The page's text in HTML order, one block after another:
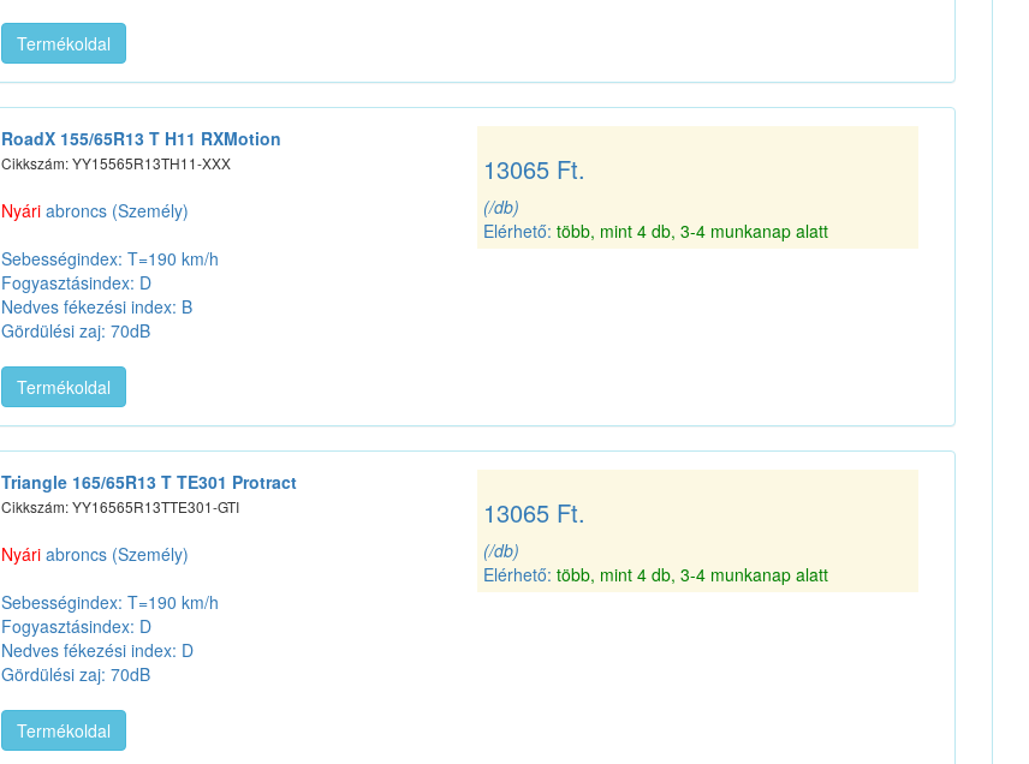
Termékoldal
RoadX 155/65R13 T H11 RXMotion
Cikkszám: YY15565R13TH11-XXX
Nyáriabroncs (Személy)
Sebességindex: T=190 km/h
Fogyasztásindex: D
Nedves fékezési index: B
Gördülési zaj: 70dB
Termékoldal
13065 Ft.
(/db)
Elérhető:több, mint 4 db, 3-4 munkanap alatt
Triangle 165/65R13 T TE301 Protract
Cikkszám: YY16565R13TTE301-GTI
Nyáriabroncs (Személy)
Sebességindex: T=190 km/h
Fogyasztásindex: D
Nedves fékezési index: D
Gördülési zaj: 70dB
Termékoldal
13065 Ft.
(/db)
Elérhető:több, mint 4 db, 3-4 munkanap alatt